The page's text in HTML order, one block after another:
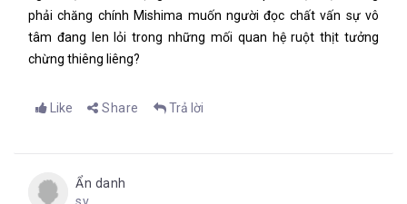
phải chăng chính Mishima muốn người đọc chất vấn sự vô
tâm đang len lỏi trong những mối quan hệ ruột thịt tưởng
chừng thiêng liêng?
Like Share Trả lời
Ẩn danh